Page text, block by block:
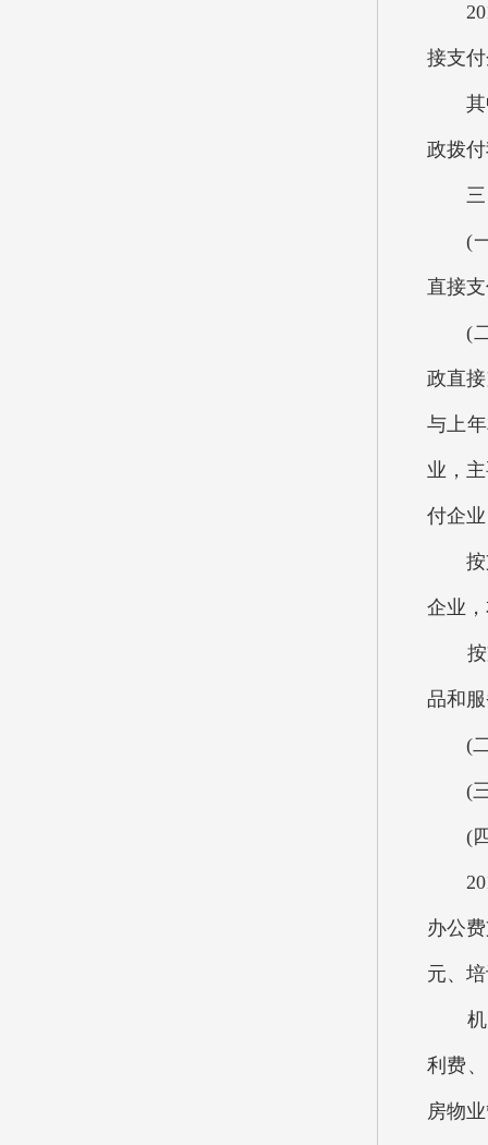
2017
接支
其中
政拨
三
(一
直接
(二
政直
与上
业，
付企
按支
企业
按支
品和
(二
(三
(四
2017
办公
元、
机关
利费
房物